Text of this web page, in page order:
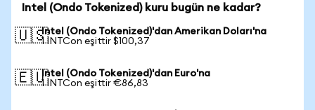
Intel (Ondo Tokenized) kuru bugün ne kadar?
🇺🇸Intel (Ondo Tokenized)'dan Amerikan Doları'na
1 INTCon eşittir $100,37
🇪🇺Intel (Ondo Tokenized)'dan Euro'na
1 INTCon eşittir €86,83